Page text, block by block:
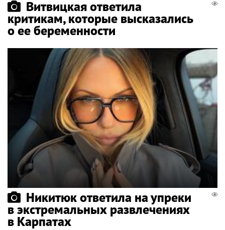
Витвицкая ответила
критикам, которые высказались
о ее беременности
Никитюк ответила на упреки
в экстремальных развлечениях
в Карпатах